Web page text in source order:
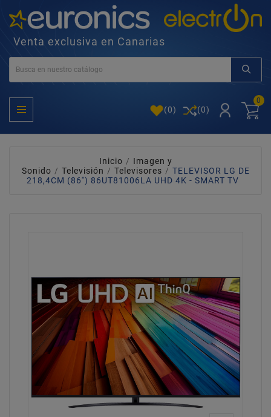
Venta exclusiva en Canarias
(0) (0)
0
Inicio
Imagen y
Sonido
Televisión Televisores
TELEVISOR LG DE
218,4CM (86'') 86UT81006LA UHD 4K - SMART TV